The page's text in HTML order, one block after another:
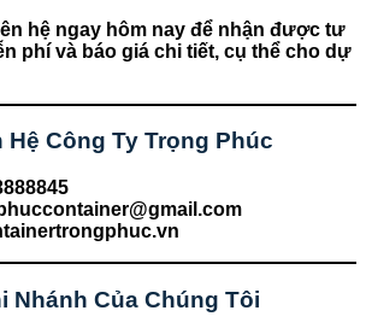
hệ ngay hôm nay để nhận được tư
phí và báo giá chi tiết, cụ thể cho dự
Công Ty Trọng Phúc
Nhánh Của Chúng Tôi